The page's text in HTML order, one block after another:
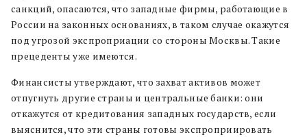
санкций, опасаются, что западные фирмы, работающие в
России на законных основаниях, в таком случае окажутся
под угрозой экспроприации со стороны Москвы. Такие
прецеденты уже имеются.
Финансисты утверждают, что захват активов может
отпугнуть другие страны и центральные банки: они
откажутся от кредитования западных государств, если
выяснится, что эти страны готовы экспроприировать